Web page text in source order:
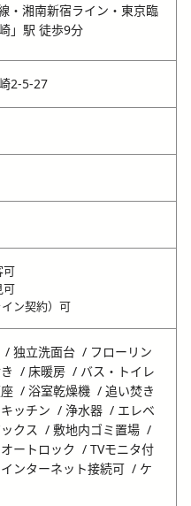
・湘南新宿ライン・東京臨
」駅 徒歩9分
2-5-27
可
可
ン契約）可
独立洗面台
フローリン
床暖房
バス・トイレ
浴室乾燥機
追い焚き
ッチン 浄水器
エレベ
クス
敷地内ゴミ置場
オートロック
TVモニタ付
インターネット接続可
ケ